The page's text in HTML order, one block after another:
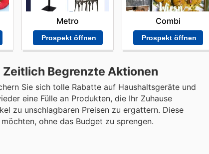
Metro
Prospekt öffnen
Combi
Prospekt öffnen
Begrenzte Aktionen
Sie sich tolle Rabatte auf Haushaltsgeräte und
eine Fülle an Produkten, die Ihr Zuhause
zu unschlagbaren Preisen zu ergattern. Diese
ohne das Budget zu sprengen.